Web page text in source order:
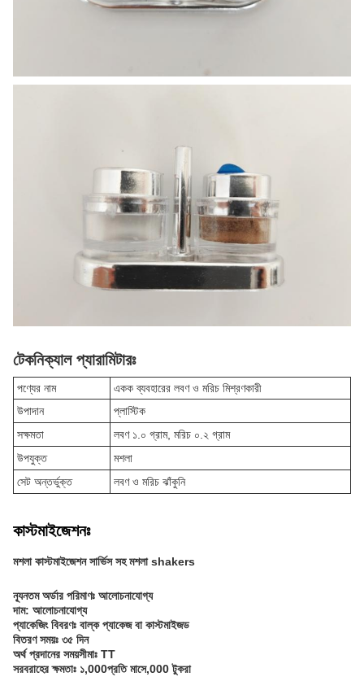
টেকনিক্যাল প্যারামিটারঃ
পণ্যের নাম
একক ব্যবহারের লবণ ও মরিচ মিশ্রণকারী
উপাদান
প্লাস্টিক
সক্ষমতা
লবণ ১.০ গ্রাম, মরিচ ০.২ গ্রাম
উপযুক্ত
মশলা
সেট অন্তর্ভুক্ত
লবণ ও মরিচ ঝাঁকুনি
কাস্টমাইজেশনঃ
মশলা কাস্টমাইজেশন সার্ভিস সহ মশলা shakers
ন্যূনতম অর্ডার পরিমাণঃ আলোচনাযোগ্য
দাম: আলোচনাযোগ্য
প্যাকেজিং বিবরণঃ বাল্ক প্যাকেজ বা কাস্টমাইজড
বিতরণ সময়ঃ ৩৫ দিন
অর্থ প্রদানের সময়সীমাঃ TT
সরবরাহের ক্ষমতাঃ ১,000প্রতি মাসে,000 টুকরা